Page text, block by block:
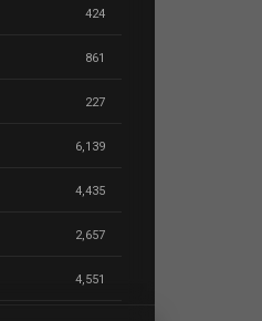
424
861
227
6,139
4,435
2,657
4,551